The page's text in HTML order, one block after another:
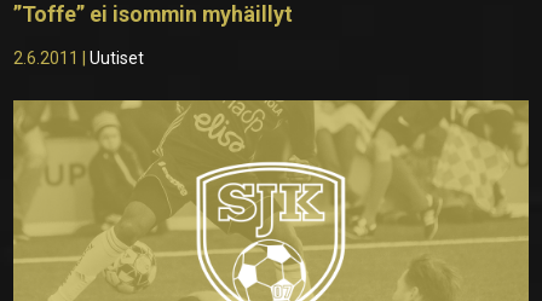
”Toffe” ei isommin myhäillyt
2.6.2011 |Uutiset